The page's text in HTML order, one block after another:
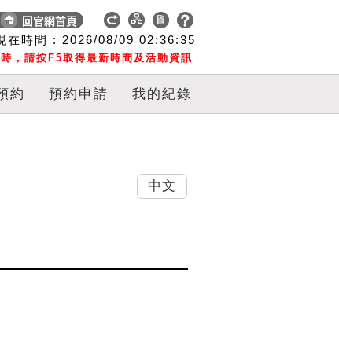
在時間 : 2026/08/09 02:36:36
，請按F5取得最新時間及活動資訊
約 預約申請 我的紀錄